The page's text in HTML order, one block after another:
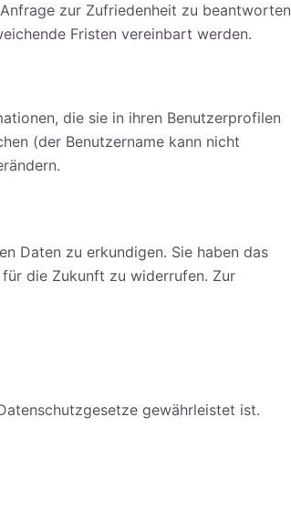
zur Zufriedenheit zu beantworten
Fristen vereinbart werden.
die sie in ihren Benutzerprofilen
(der Benutzername kann nicht
Daten zu erkundigen. Sie haben das
die Zukunft zu widerrufen. Zur
gewährleistet ist.